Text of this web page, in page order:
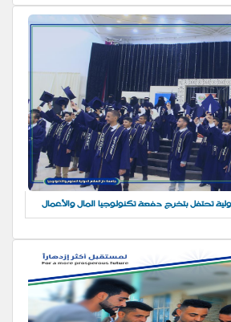
تحتفل بتخرج دفعة تكنولوجيا المال والأعمال